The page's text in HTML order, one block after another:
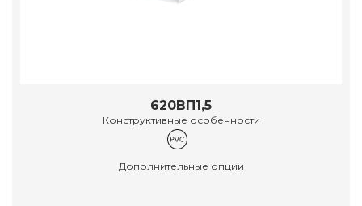
620ВП1,5
Конструктивные особенности
Дополнительные опции